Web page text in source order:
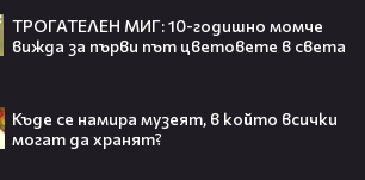
ТРОГАТЕЛЕН МИГ: 10-годишно момче
вижда за първи път цветовете в света
Къде се намира музеят, в който всички
могат да хранят?
Кралят на YouTube – младоженец:
MrBeast се ожени!💍🥰